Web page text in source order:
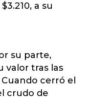
a su
su parte,
valor tras las
cerró el
crudo de